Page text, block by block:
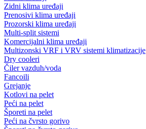
Zidni klima uređaji
Prenosivi klima uređaji
Prozorski klima uređaji
Multi-split sistemi
Komercijalni klima uređaji
Multizonski VRF i VRV sistemi klimatizacije
Dry cooleri
Čiler vazduh/voda
Fancoili
Grejanje
Kotlovi na pelet
Peći na pelet
Šporeti na pelet
Peći na čvrsto gorivo